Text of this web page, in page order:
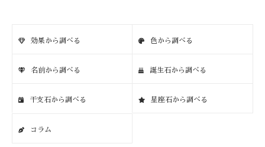
効果から調べる 色から調べる
名前から調べる 誕生石から調べる
干支石から調べる 星座石から調べる
コラム